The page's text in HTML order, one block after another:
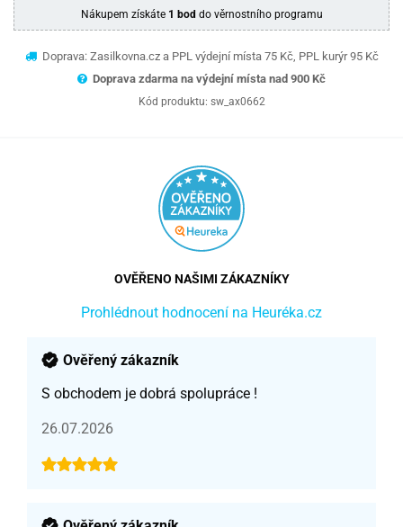
Nákupem získáte 1 bod do věrnostního programu
Doprava: Zasilkovna.cz a PPL výdejní místa 75 Kč, PPL kurýr 95 Kč
Doprava zdarma na výdejní místa nad 900 Kč
Kód produktu: sw_ax0662
OVĚŘENO NAŠIMI ZÁKAZNÍKY
Prohlédnout hodnocení na Heuréka.cz
Ověřený zákazník
S obchodem je dobrá spolupráce !
26.07.2026